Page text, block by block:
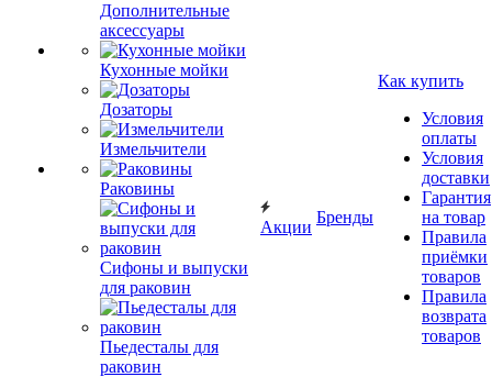
Дополнительные
аксессуары
Кухонные мойки
Дозаторы
Измельчители
Раковины
Сифоны и выпуски
для раковин
Пьедесталы для
раковин
Акции
Бренды
Как купить
Условия
оплаты
Условия
доставки
Гарантия
на товар
Правила
приёмки
товаров
Правила
возврата
товаров